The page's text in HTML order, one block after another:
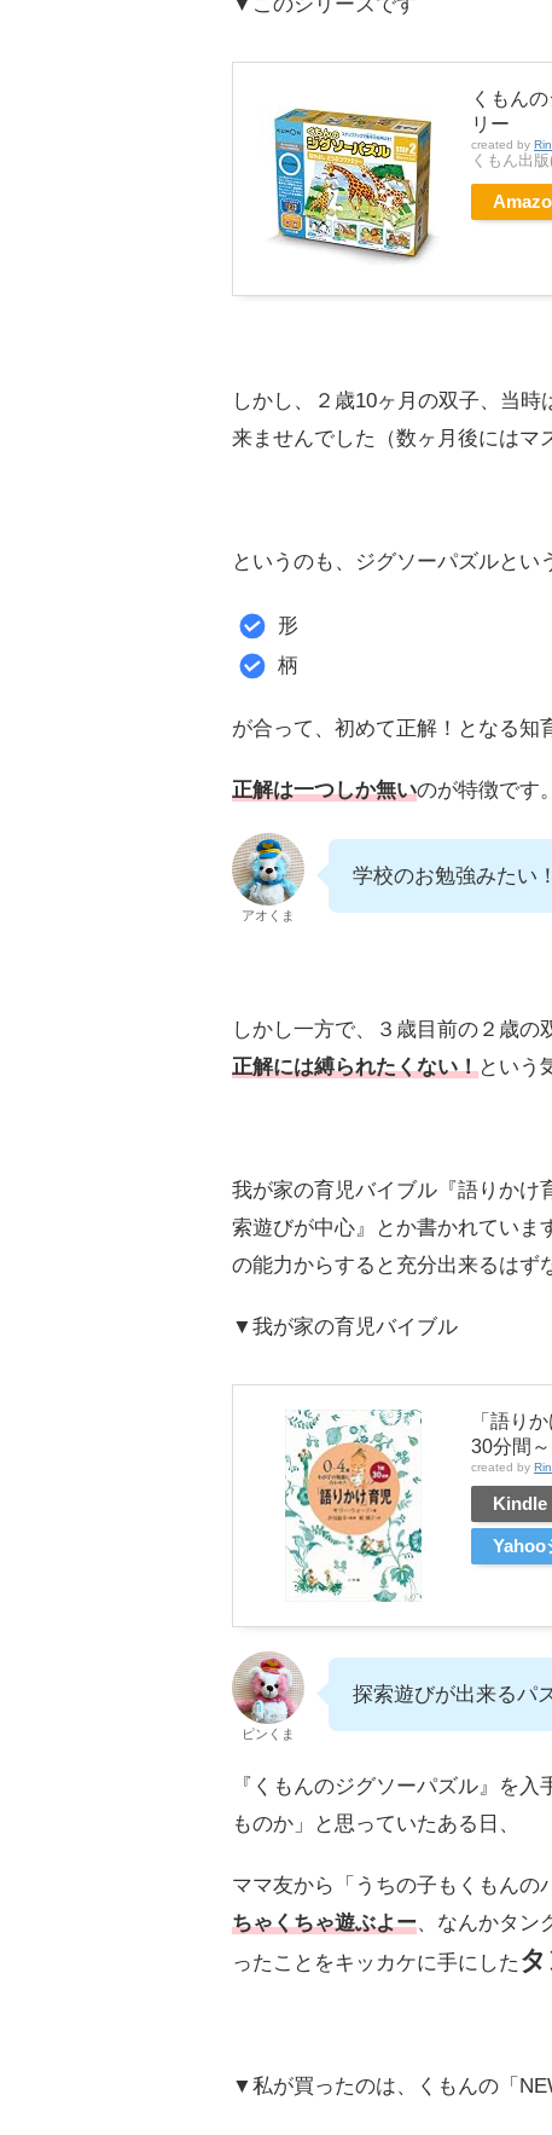
▼このシリーズです
くもん
リー
created by
くもん出
しかし、２歳10ヶ月の双子、当
来ませんでした（数ヶ月後にはマ
というのも、ジグソーパズルとい
形
柄
が合って、初めて正解！となる知
正解は一つしか無いのが特徴です。
アオくま
学校のお勉強みたい！
しかし一方で、３歳目前の２歳の
正解には縛られたくない！という
我が家の育児バイブル『語りかけ
索遊びが中心』とか書かれていま
の能力からすると充分出来るはず
▼我が家の育児バイブル
「語り
30分間
created by
Kindle
Yahoo
ピンくま
探索遊びが出来るパ
『くもんのジグソーパズル』を
ものか」と思っていたある日、
ママ友から「うちの子もくもんの
ちゃくちゃ遊ぶよー、なんかタン
ったことをキッカケに手にした
▼私が買ったのは、くもんの「